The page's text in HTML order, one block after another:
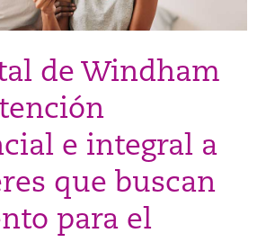
de Windham
e integral a
que buscan
para el